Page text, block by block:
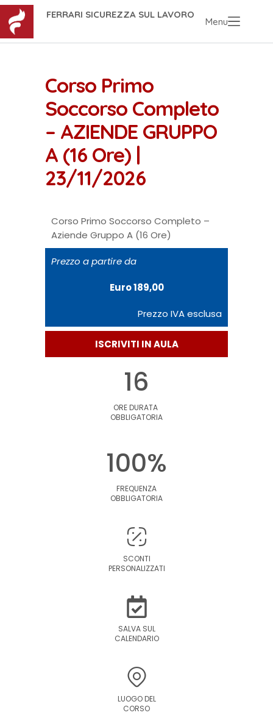
FERRARI SICUREZZA SUL LAVORO
Menu
Corso Primo
Soccorso Completo
– AZIENDE GRUPPO
A (16 Ore) |
23/11/2026
Corso Primo Soccorso Completo –
Aziende Gruppo A (16 Ore)
Prezzo a partire da
Euro 189,00
Prezzo IVA esclusa
ISCRIVITI IN AULA
16
ORE DURATA
OBBLIGATORIA
100%
FREQUENZA
OBBLIGATORIA
SCONTI
PERSONALIZZATI
SALVA SUL
CALENDARIO
LUOGO DEL
CORSO